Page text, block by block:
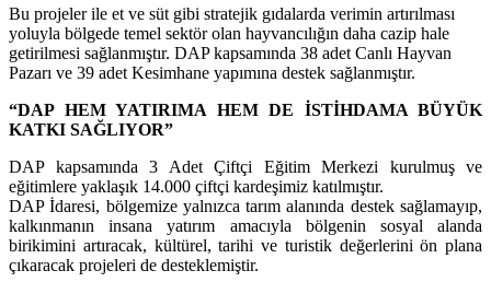
Bu projeler ile et ve süt gibi stratejik gıdalarda verimin artırılması
yoluyla bölgede temel sektör olan hayvancılığın daha cazip hale
getirilmesi sağlanmıştır. DAP kapsamında 38 adet Canlı Hayvan
Pazarı ve 39 adet Kesimhane yapımına destek sağlanmıştır.
“DAP HEM YATIRIMA HEM DE İSTİHDAMA BÜYÜK
KATKI SAĞLIYOR”
DAP kapsamında 3 Adet Çiftçi Eğitim Merkezi kurulmuş ve
eğitimlere yaklaşık 14.000 çiftçi kardeşimiz katılmıştır.
DAP İdaresi, bölgemize yalnızca tarım alanında destek sağlamayıp,
kalkınmanın insana yatırım amacıyla bölgenin sosyal alanda
birikimini artıracak, kültürel, tarihi ve turistik değerlerini ön plana
çıkaracak projeleri de desteklemiştir.